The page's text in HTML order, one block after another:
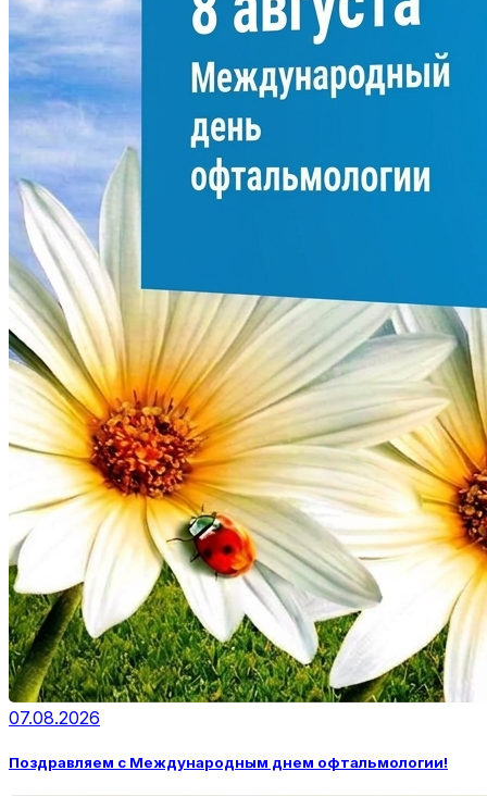
07.08.2026
Поздравляем с Международным днем офтальмологии!